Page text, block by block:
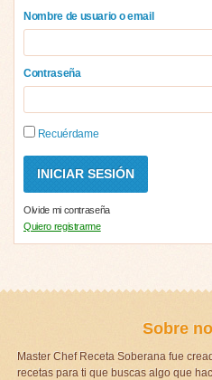
Nombre de usuario o email
Contraseña
Recuérdame
Olvide mi contraseña
Quiero registrarme
Sobre
Master Chef Receta Soberana fue
recetas para ti que buscas algo que